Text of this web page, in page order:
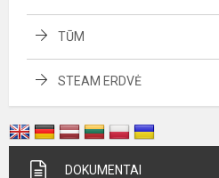
TŪM
STEAM ERDVĖ
DOKUMENTAI